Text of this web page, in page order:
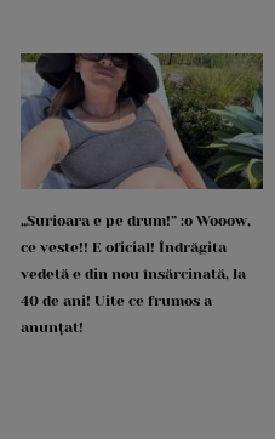
„Surioara e pe drum!” :o Wooow,
ce veste!! E oficial! Îndrăgita
vedetă e din nou însărcinată, la
40 de ani! Uite ce frumos a
anunțat!